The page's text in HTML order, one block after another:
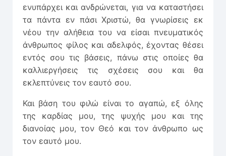
ενυπάρχει και ανδρώνεται, για να καταστήσει
τα πάντα εν πάσι Χριστώ, θα γνωρίσεις εκ
νέου την αλήθεια του να είσαι πνευματικός
άνθρωπος φίλος και αδελφός, έχοντας θέσει
εντός σου τις βάσεις, πάνω στις οποίες θα
καλλιεργήσεις τις σχέσεις σου και θα
εκλεπτύνεις τον εαυτό σου.
Και βάση του φιλώ είναι το αγαπώ, εξ όλης
της καρδίας μου, της ψυχής μου και της
διανοίας μου, τον Θεό και τον άνθρωπο ως
τον εαυτό μου.